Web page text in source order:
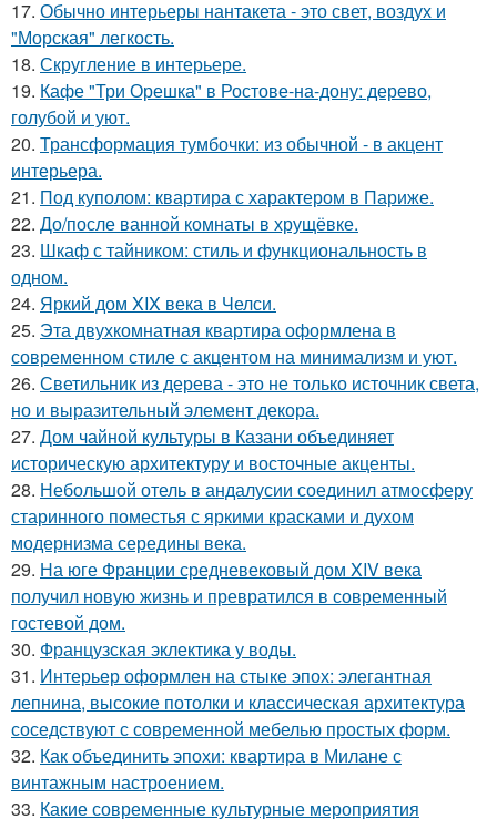
17. Обычно интерьеры нантакета - это свет, воздух и
"Морская" легкость.
18. Скругление в интерьере.
19. Кафе "Три Орешка" в Ростове-на-дону: дерево,
голубой и уют.
20. Трансформация тумбочки: из обычной - в акцент
интерьера.
21. Под куполом: квартира с характером в Париже.
22. До/после ванной комнаты в хрущёвке.
23. Шкаф с тайником: стиль и функциональность в
одном.
24. Яркий дом XIX века в Челси.
25. Эта двухкомнатная квартира оформлена в
современном стиле с акцентом на минимализм и уют.
26. Светильник из дерева - это не только источник света,
но и выразительный элемент декора.
27. Дом чайной культуры в Казани объединяет
историческую архитектуру и восточные акценты.
28. Небольшой отель в андалусии соединил атмосферу
старинного поместья с яркими красками и духом
модернизма середины века.
29. На юге Франции средневековый дом XIV века
получил новую жизнь и превратился в современный
гостевой дом.
30. Французская эклектика у воды.
31. Интерьер оформлен на стыке эпох: элегантная
лепнина, высокие потолки и классическая архитектура
соседствуют с современной мебелью простых форм.
32. Как объединить эпохи: квартира в Милане с
винтажным настроением.
33. Какие современные культурные мероприятия